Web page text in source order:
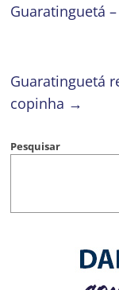
Guaratinguetá
Guaratinguetá
copinha →
Pesquisar